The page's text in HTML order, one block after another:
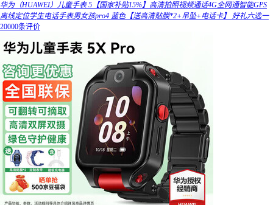
华为（HUAWEI）儿童手表 5【国家补贴15%】高清拍照视频通话4G全网通智能GPS
离线定位学生电话手表男女孩pro4 蓝色【送高清贴膜*2+吊坠+电话卡】 好礼六选一
20000条评价